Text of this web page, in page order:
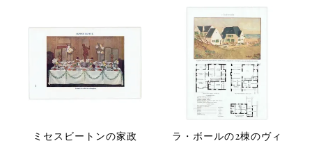
ミセスビートンの家政 ラ・ボールの2棟のヴィ